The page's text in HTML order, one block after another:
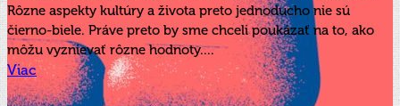
Rôzne aspekty kultúry a života preto jednoducho nie sú
čierno-biele. ️️Práve preto by sme chceli poukázať na to, ako
môžu vyznievať rôzne hodnoty....
Viac